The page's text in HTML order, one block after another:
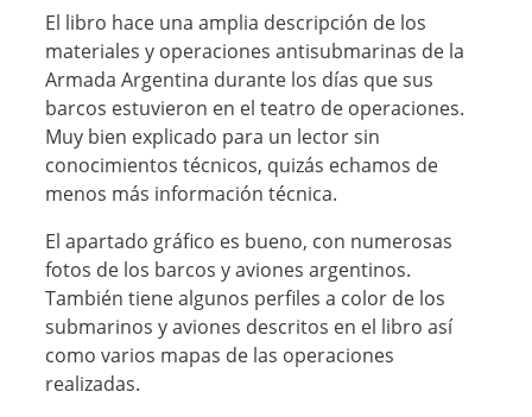
El libro hace una amplia descripción de los
materiales y operaciones antisubmarinas de la
Armada Argentina durante los días que sus
barcos estuvieron en el teatro de operaciones.
Muy bien explicado para un lector sin
conocimientos técnicos, quizás echamos de
menos más información técnica.
El apartado gráfico es bueno, con numerosas
fotos de los barcos y aviones argentinos.
También tiene algunos perfiles a color de los
submarinos y aviones descritos en el libro así
como varios mapas de las operaciones
realizadas.